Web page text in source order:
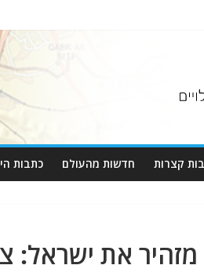
קצרות חדשות מהעולם כתבות
את ישראל: